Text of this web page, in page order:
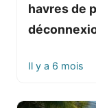
havres de
Il y a 6 mois